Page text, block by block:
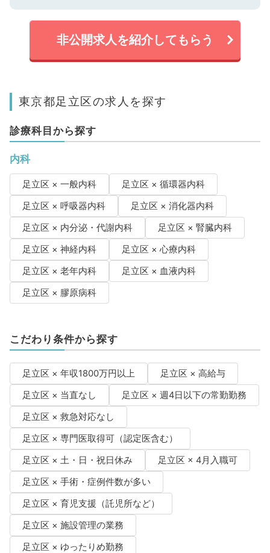
非公開求人を紹介してもらう
東京都足立区の求人を探す
診療科目から探す
内科
足立区 × 一般内科
足立区 × 循環器内科
足立区 × 呼吸器内科
足立区 × 消化器内科
足立区 × 内分泌・代謝内科
足立区 × 腎臓内科
足立区 × 神経内科
足立区 × 心療内科
足立区 × 老年内科
足立区 × 血液内科
足立区 × 膠原病科
こだわり条件から探す
足立区 × 年収1800万円以上
足立区 × 高給与
足立区 × 当直なし
足立区 × 週4日以下の常勤勤務
足立区 × 救急対応なし
足立区 × 専門医取得可（認定医含む）
足立区 × 土・日・祝日休み
足立区 × 4月入職可
足立区 × 手術・症例件数が多い
足立区 × 育児支援（託児所など）
足立区 × 施設管理の業務
足立区 × ゆったりめ勤務